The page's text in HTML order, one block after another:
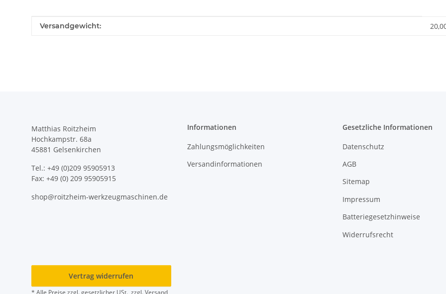
Produkteigenschaft
Wert
Versandgewicht:
Matthias Roitzheim
Hochkampstr. 68a
45881 Gelsenkirchen
Tel.: +49 (0)209 95905913
Fax: +49 (0) 209 95905915
shop@roitzheim-werkzeugmaschinen.de
Informationen
Zahlungsmöglichkeiten
Versandinformationen
Gesetzliche Informationen
Datenschutz
AGB
Sitemap
Impressum
Batteriegesetzhinweise
Widerrufsrecht
Vertrag widerrufen
* Alle Preise zzgl. gesetzlicher USt., zzgl. Versand